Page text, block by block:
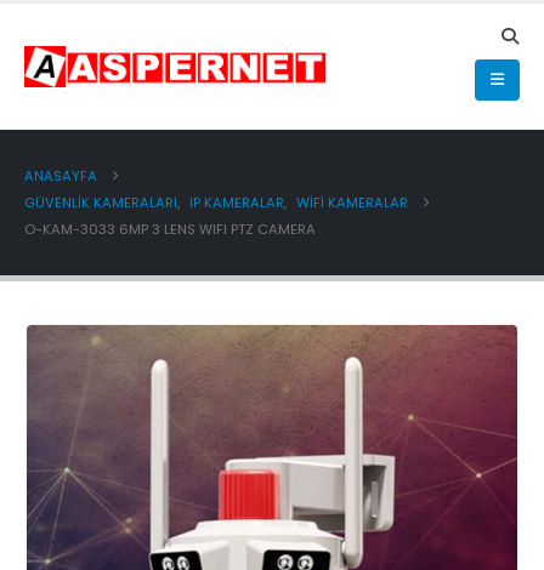
ANASAYFA
GÜVENLİK KAMERALARI, IP KAMERALAR, WİFİ KAMERALAR
O-KAM-3033 6MP 3 LENS WIFI PTZ CAMERA